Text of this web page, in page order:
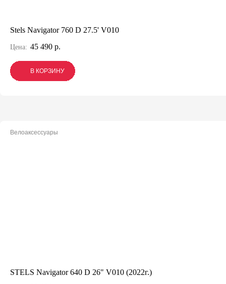
Stels Navigator 760 D 27.5' V010
Цена: 45 490 р.
В КОРЗИНУ
В КОРЗИНУ
В КОРЗИНУ
Велоаксессуары
STELS Navigator 640 D 26" V010 (2022г.)